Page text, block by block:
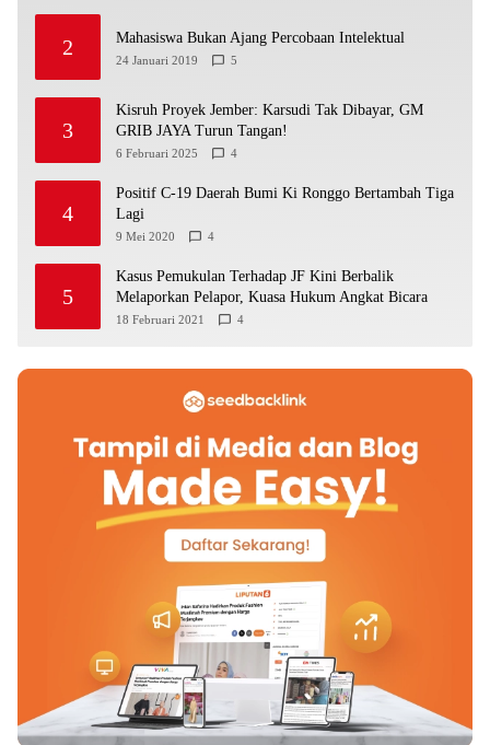
2 Mahasiswa Bukan Ajang Percobaan Intelektual
24 Januari 2019 5
3
Kisruh Proyek Jember: Karsudi Tak Dibayar, GM
GRIB JAYA Turun Tangan!
6 Februari 2025 4
4
Positif C-19 Daerah Bumi Ki Ronggo Bertambah Tiga
Lagi
9 Mei 2020 4
5
Kasus Pemukulan Terhadap JF Kini Berbalik
Melaporkan Pelapor, Kuasa Hukum Angkat Bicara
18 Februari 2021 4